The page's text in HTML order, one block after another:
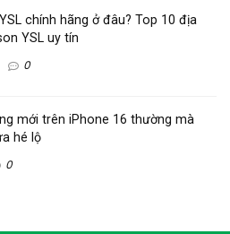
chính hãng ở đâu? Top 10 địa
YSL uy tín
0
mới trên iPhone 16 thường mà
hé lộ
0